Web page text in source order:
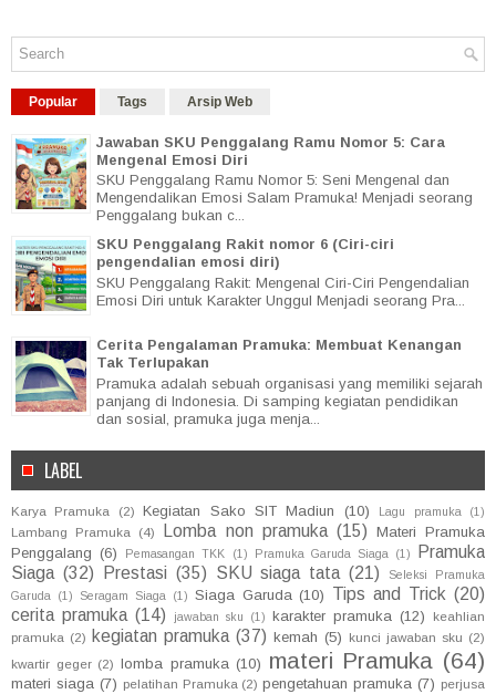
Popular Tags Arsip Web
Jawaban SKU Penggalang Ramu Nomor 5: Cara
Mengenal Emosi Diri
SKU Penggalang Ramu Nomor 5: Seni Mengenal dan
Mengendalikan Emosi Salam Pramuka! Menjadi seorang
Penggalang bukan c...
SKU Penggalang Rakit nomor 6 (Ciri-ciri
pengendalian emosi diri)
SKU Penggalang Rakit: Mengenal Ciri-Ciri Pengendalian
Emosi Diri untuk Karakter Unggul Menjadi seorang Pra...
Cerita Pengalaman Pramuka: Membuat Kenangan
Tak Terlupakan
Pramuka adalah sebuah organisasi yang memiliki sejarah
panjang di Indonesia. Di samping kegiatan pendidikan
dan sosial, pramuka juga menja...
LABEL
Karya Pramuka (2) Kegiatan Sako SIT Madiun (10) Lagu pramuka (1)
Lambang Pramuka (4) Lomba non pramuka (15) Materi Pramuka
Penggalang (6) Pemasangan TKK (1) Pramuka Garuda Siaga (1)
Pramuka
Siaga (32) Prestasi (35) SKU siaga tata (21)
Seleksi Pramuka
Garuda
(1) Seragam Siaga (1) Siaga Garuda (10) Tips and Trick (20)
cerita pramuka (14) jawaban sku (1) karakter pramuka (12)
keahlian
pramuka (2) kegiatan pramuka (37) kemah (5) kunci jawaban sku (2)
kwartir geger (2) lomba pramuka (10) materi Pramuka (64)
materi siaga (7) pelatihan Pramuka (2) pengetahuan pramuka (7) perjusa